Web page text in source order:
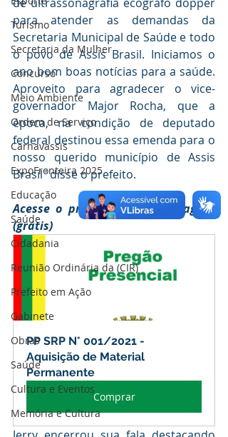
Turismo
Secretaria da Mulher
Concurso
Meio Ambiente
Ordem de Serviço
Carnavassis
ExpoFronteira 2025
Educação
Saúde
Cidadania
Reunião Ordinária da (CIR)
Prefeito em Ação
Gabinete
Obras
Saúde
Cultura e Eventos
Memória e Cultura
para atender as demandas da
Secretaria Municipal de Saúde e todo
o povo de Assis Brasil. Iniciamos o
ano bom boas notícias para a saúde.
Aproveito para agradecer o vice-
governador Major Rocha, que a
época, na condição de deputado
federal destinou essa emenda para o
nosso querido município de Assis
Brasil" disse o prefeito.
Acesse o processo licitatório agora
(grátis)
PP SRP N° 001/2021 -
Aquisição de Material
Permanente
Comprar